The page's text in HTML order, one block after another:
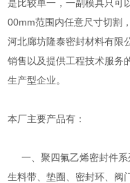
是比较单一，一副模具只可
00mm范围内任意尺寸切割
河北廊坊隆泰密封材料有限
销售以及提供工程技术服务
生产型企业。
本厂主要产品有：
一、聚四氟乙烯密封件系
生料带、垫圈、密封环、阀